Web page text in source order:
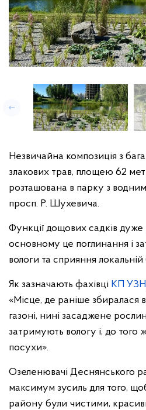
Незвичайна композиція з
злакових трав, площею 62
розташована в парку з
просп. Р. Шухевича.
Функції дощових садків дуже
основному це поглинання і
вологи та сприяння локальній
Як зазначають фахівці КП УЗН
«Місце, де раніше збиралася
газоні, нині засаджене
затримують вологу і, до того
посухи».
Озеленювачі Деснянського
максимум зусиль для того,
району були чистими,